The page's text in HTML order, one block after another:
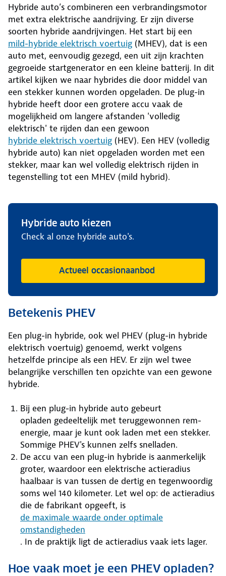
Hybride auto’s combineren een verbrandingsmotor
met extra elektrische aandrijving. Er zijn diverse
soorten hybride aandrijvingen. Het start bij een
mild-hybride elektrisch voertuig (MHEV), dat is een
auto met, eenvoudig gezegd, een uit zijn krachten
gegroeide startgenerator en een kleine batterij. In dit
artikel kijken we naar hybrides die door middel van
een stekker kunnen worden opgeladen. De plug-in
hybride heeft door een grotere accu vaak de
mogelijkheid om langere afstanden 'volledig
elektrisch' te rijden dan een gewoon
hybride elektrisch voertuig (HEV). Een HEV (volledig
hybride auto) kan niet opgeladen worden met een
stekker, maar kan wel volledig elektrisch rijden in
tegenstelling tot een MHEV (mild hybrid).
Hybride auto kiezen
Check al onze hybride auto's.
Actueel occasionaanbod
Betekenis PHEV
Een plug-in hybride, ook wel PHEV (plug-in hybride
elektrisch voertuig) genoemd, werkt volgens
hetzelfde principe als een HEV. Er zijn wel twee
belangrijke verschillen ten opzichte van een gewone
hybride.
Bij een plug-in hybride auto gebeurt
opladen gedeeltelijk met teruggewonnen rem-
energie, maar je kunt ook laden met een stekker.
Sommige PHEV's kunnen zelfs snelladen.
De accu van een plug-in hybride is aanmerkelijk
groter, waardoor een elektrische actieradius
haalbaar is van tussen de dertig en tegenwoordig
soms wel 140 kilometer. Let wel op: de actieradius
die de fabrikant opgeeft, is
de maximale waarde onder optimale
omstandigheden
. In de praktijk ligt de actieradius vaak iets lager.
Hoe vaak moet je een PHEV opladen?